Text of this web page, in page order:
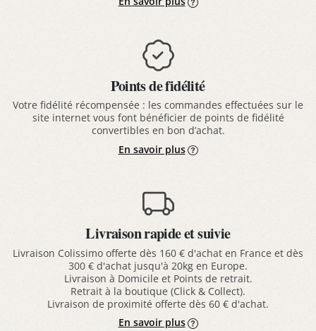
Points de fidélité
Votre fidélité récompensée : les commandes effectuées sur le
site internet vous font bénéficier de points de fidélité
convertibles en bon d’achat.
En savoir plus
Livraison rapide et suivie
Livraison Colissimo offerte dès 160 € d'achat en France et dès
300 € d'achat jusqu'à 20kg en Europe.
Livraison à Domicile et Points de retrait.
Retrait à la boutique (Click & Collect).
Livraison de proximité offerte dès 60 € d'achat.
En savoir plus